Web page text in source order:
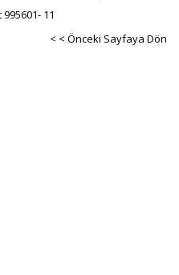
11
< < Önceki Sayfaya Dön